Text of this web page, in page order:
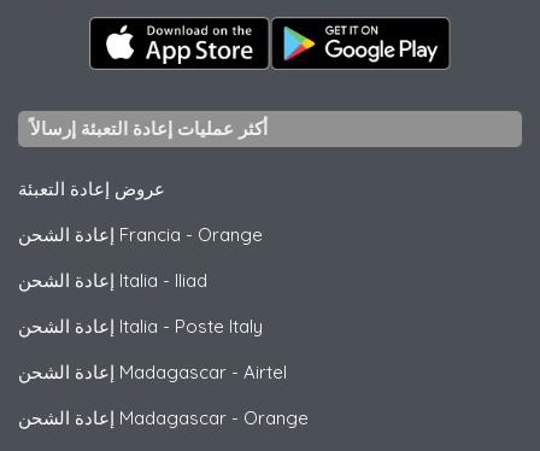
أكثر عمليات إعادة التعبئة إرسالاً
عروض إعادة التعبئة
إعادة الشحن Francia - Orange
إعادة الشحن Italia - Iliad
إعادة الشحن Italia - Poste Italy
إعادة الشحن Madagascar - Airtel
إعادة الشحن Madagascar - Orange